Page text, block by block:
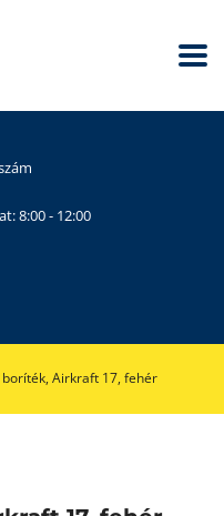
8:00 - 12:00
boríték, Airkraft 17, fehér